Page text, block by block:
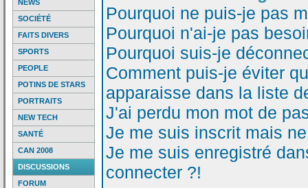
NEWS
SOCIÉTÉ
FAITS DIVERS
SPORTS
PEOPLE
POTINS DE STARS
PORTRAITS
NEW TECH
SANTÉ
CAN 2008
DISCUSSIONS
FORUM
Pourquoi ne puis-je pas
Pourquoi n'ai-je pas
Pourquoi suis-je
Comment puis-je éviter
apparaisse dans la liste
J'ai perdu mon mot de
Je me suis inscrit mais
Je me suis enregistré
connecter ?!